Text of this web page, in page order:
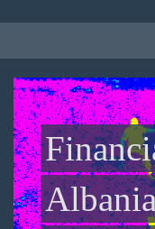
treści